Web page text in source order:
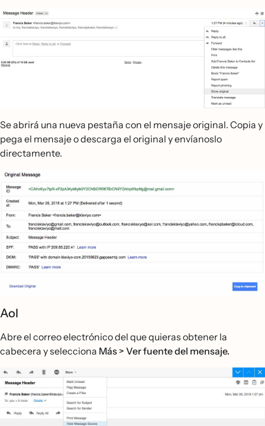
Se abrirá una nueva pestaña con el mensaje original. Copia y
pega el mensaje o descarga el original y envíanoslo
directamente.
Aol
Abre el correo electrónico del que quieras obtener la
cabecera y selecciona Más > Ver fuente del mensaje.